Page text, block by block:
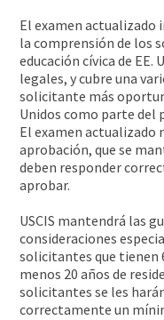
El examen actualizado
la comprensión de los
educación cívica de EE.
legales, y cubre una
solicitante más
Unidos como parte del
El examen actualizado
aprobación, que se
deben responder
aprobar.
USCIS mantendrá las
consideraciones
solicitantes que tienen
menos 20 años de
solicitantes se les
correctamente un